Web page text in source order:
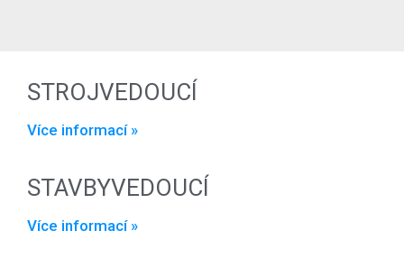
STROJVEDOUCÍ
Více informací »
STAVBYVEDOUCÍ
Více informací »